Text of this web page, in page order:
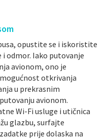
opustite se i iskoristite
i odmor. Iako putovanje
avionom, ono je
otkrivanja
u prekrasnim
avionom.
Wi-Fi usluge i utičnica
glazbu, surfajte
prije dolaska na